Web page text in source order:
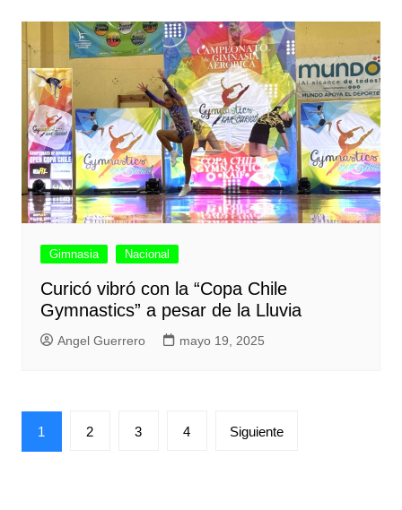
Gimnasia Nacional
Curicó vibró con la “Copa Chile
Gymnastics” a pesar de la Lluvia
Angel Guerrero mayo 19, 2025
Paginación
de
1 2 3 4 Siguiente